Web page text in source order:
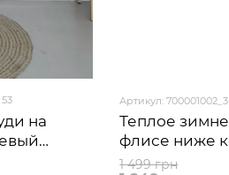
53
на
размер
Артикул: 700001002_3
Теплое
флисе ниже
Рошель
1 499 грн